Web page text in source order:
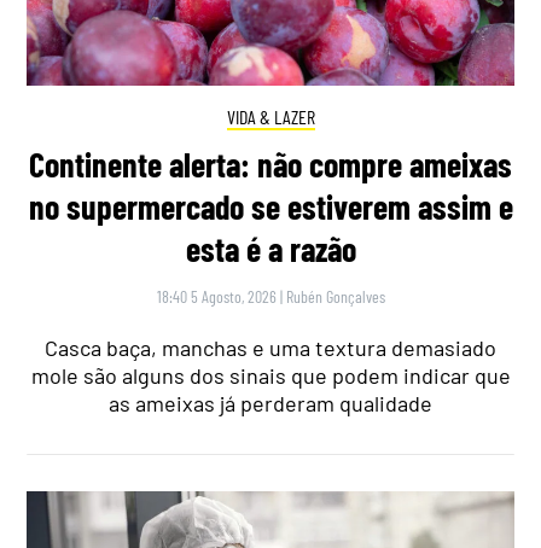
VIDA & LAZER
Continente alerta: não compre ameixas
no supermercado se estiverem assim e
esta é a razão
18:40 5 Agosto, 2026 | Rubén Gonçalves
Casca baça, manchas e uma textura demasiado
mole são alguns dos sinais que podem indicar que
as ameixas já perderam qualidade